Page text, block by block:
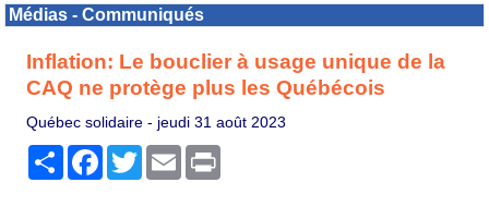
Médias - Communiqués
Inflation: ­Le bouclier à usage unique de la
CAQ ne protège plus les Québécois
Québec solidaire - jeudi 31 août 2023
PartagerFacebook
TwitterEmail